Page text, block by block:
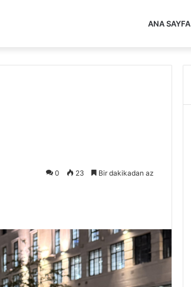
ANA SAYFA
0 23 Bir dakikadan az